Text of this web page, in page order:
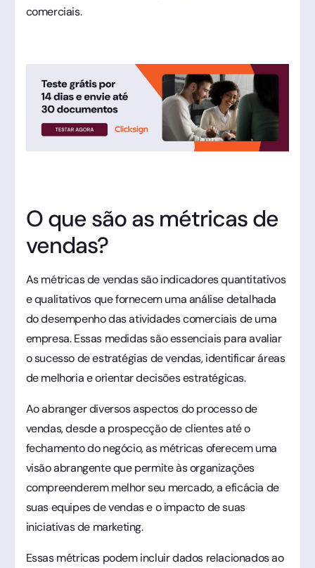
comerciais.
O que são as métricas de
vendas?
As métricas de vendas são indicadores quantitativos
e qualitativos que fornecem uma análise detalhada
do desempenho das atividades comerciais de uma
empresa. Essas medidas são essenciais para avaliar
o sucesso de estratégias de vendas, identificar áreas
de melhoria e orientar decisões estratégicas.
Ao abranger diversos aspectos do processo de
vendas, desde a prospecção de clientes até o
fechamento do negócio, as métricas oferecem uma
visão abrangente que permite às organizações
compreenderem melhor seu mercado, a eficácia de
suas equipes de vendas e o impacto de suas
iniciativas de marketing.
Essas métricas podem incluir dados relacionados ao